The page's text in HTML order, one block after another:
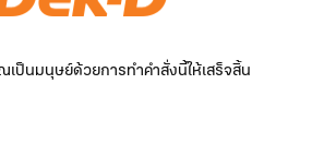
เป็นมนุษย์ด้วยการทำคำสั่งนี้ให้เสร็จสิ้น